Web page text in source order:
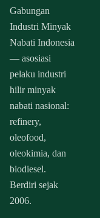
Gabungan
Industri Minyak
Nabati Indonesia
— asosiasi
pelaku industri
hilir minyak
nabati nasional:
refinery,
oleofood,
oleokimia, dan
biodiesel.
Berdiri sejak
2006.